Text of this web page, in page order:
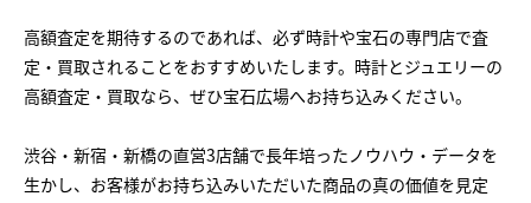
高額査定を期待するのであれば、必ず時計や宝石の専門店で査
定・買取されることをおすすめいたします。時計とジュエリーの
高額査定・買取なら、ぜひ宝石広場へお持ち込みください。
渋谷・新宿・新橋の直営3店舗で長年培ったノウハウ・データを
生かし、お客様がお持ち込みいただいた商品の真の価値を見定